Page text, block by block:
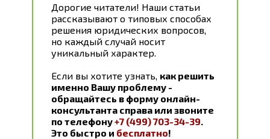
Дорогие читатели! Наши статьи
рассказывают о типовых способах
решения юридических вопросов,
но каждый случай носит
уникальный характер.
Если вы хотите узнать, как решить
именно Вашу проблему -
обращайтесь в форму онлайн-
консультанта справа или звоните
по телефону+7 (499) 703-34-39.
Это быстро и бесплатно!